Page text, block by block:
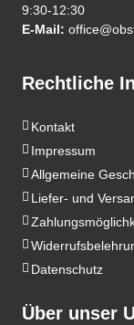
9:30-12:30
E-Mail:
Rechtliche
Kontakt
Impressum
Allgemeine
Liefer- und
Datenschutz
Über unser